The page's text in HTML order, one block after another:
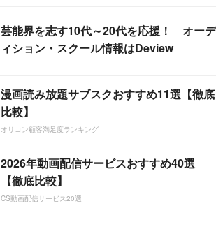
芸能界を志す10代～20代を応援！ オーデ
ィション・スクール情報はDeview
漫画読み放題サブスクおすすめ11選【徹底
比較】
オリコン顧客満足度ランキング
2026年動画配信サービスおすすめ40選
【徹底比較】
CS動画配信サービス20選